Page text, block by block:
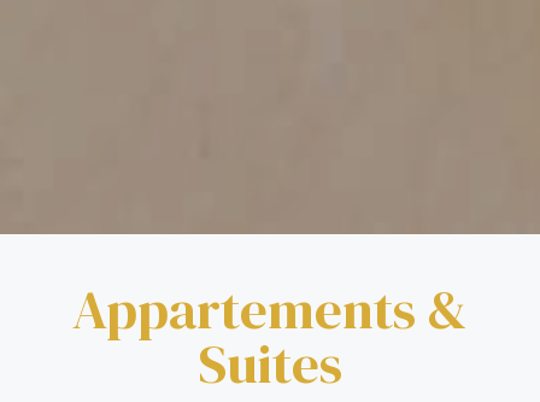
Appartements &
Suites